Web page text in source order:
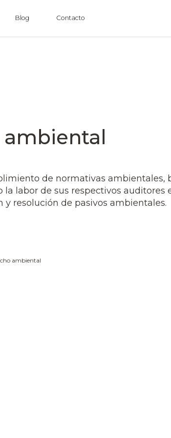
Blog Contacto
SERVICIOS
ambiental
de normativas ambientales,
labor de sus respectivos auditores
resolución de pasivos ambientales.